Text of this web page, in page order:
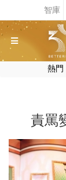
熱門
責罵